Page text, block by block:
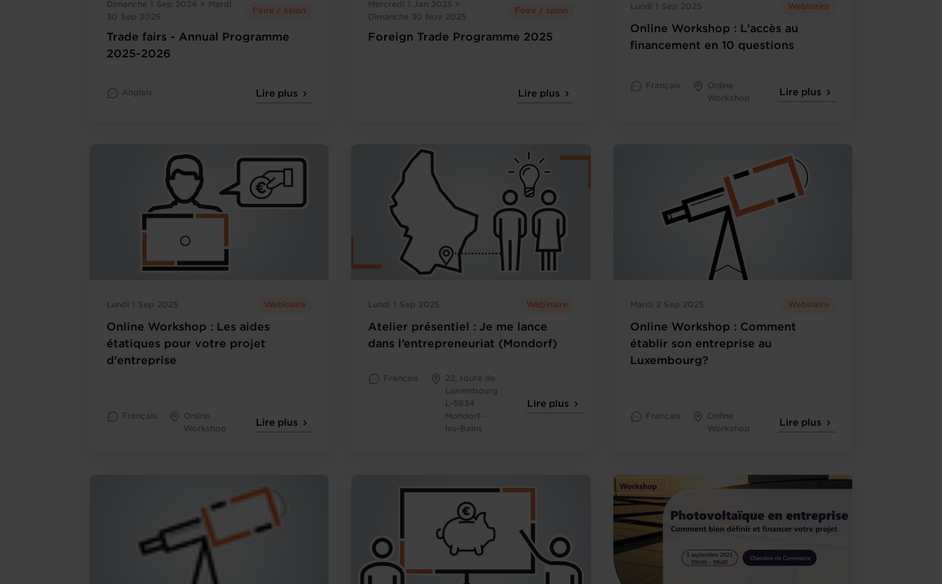
Dimanche 1 Sep 2024 > Mardi
30 Sep 2025
Foire / salon
Trade fairs - Annual Programme
2025-2026
Anglais Lire plus
Mercredi 1 Jan 2025 >
Dimanche 30 Nov 2025
Foire / salon
Foreign Trade Programme 2025
Lire plus
Lundi 1 Sep 2025 Webinaire
Online Workshop : L'accès au
financement en 10 questions
Français
Online
Workshop
Lire plus
Lundi 1 Sep 2025 Webinaire
Online Workshop : Les aides
étatiques pour votre projet
d'entreprise
Français
Online
Workshop
Lire plus
Lundi 1 Sep 2025 Webinaire
Atelier présentiel : Je me lance
dans l’entrepreneuriat (Mondorf)
Français
22, route de
Luxembourg
L-5634
Mondorf-
les-Bains
Lire plus
Mardi 2 Sep 2025 Webinaire
Online Workshop : Comment
établir son entreprise au
Luxembourg?
Français
Online
Workshop
Lire plus